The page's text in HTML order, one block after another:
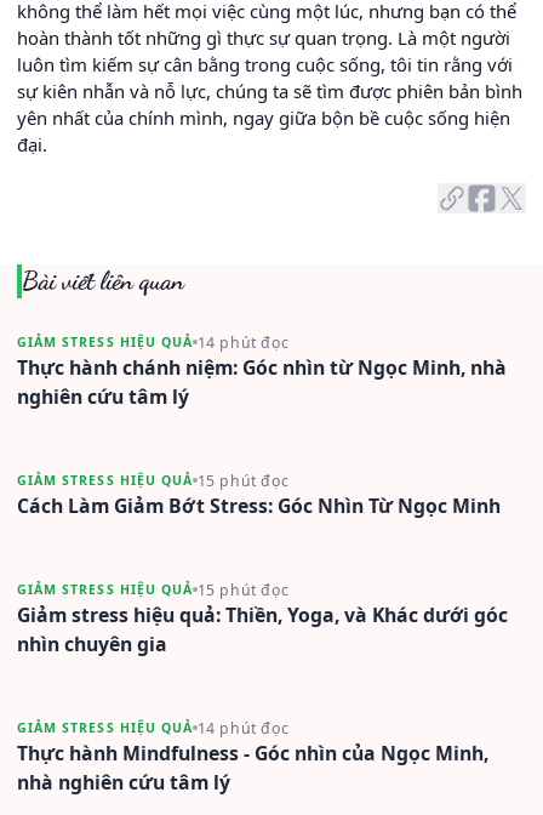
không thể làm hết mọi việc cùng một lúc, nhưng bạn có thể
hoàn thành tốt những gì thực sự quan trọng. Là một người
luôn tìm kiếm sự cân bằng trong cuộc sống, tôi tin rằng với
sự kiên nhẫn và nỗ lực, chúng ta sẽ tìm được phiên bản bình
yên nhất của chính mình, ngay giữa bộn bề cuộc sống hiện
đại.
Bài viết liên quan
GIẢM STRESS HIỆU QUẢ 14 phút đọc
Thực hành chánh niệm: Góc nhìn từ Ngọc Minh, nhà
nghiên cứu tâm lý
GIẢM STRESS HIỆU QUẢ 15 phút đọc
Cách Làm Giảm Bớt Stress: Góc Nhìn Từ Ngọc Minh
GIẢM STRESS HIỆU QUẢ 15 phút đọc
Giảm stress hiệu quả: Thiền, Yoga, và Khác dưới góc
nhìn chuyên gia
GIẢM STRESS HIỆU QUẢ 14 phút đọc
Thực hành Mindfulness - Góc nhìn của Ngọc Minh,
nhà nghiên cứu tâm lý